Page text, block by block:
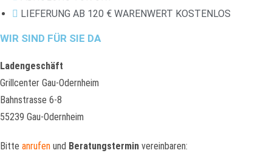
LIEFERUNG AB 120 € WARENWERT KOSTENLOS
WIR SIND FÜR SIE DA
Ladengeschäft
Grillcenter Gau-Odernheim
Bahnstrasse 6-8
55239 Gau-Odernheim
Bitte anrufen und Beratungstermin vereinbaren: